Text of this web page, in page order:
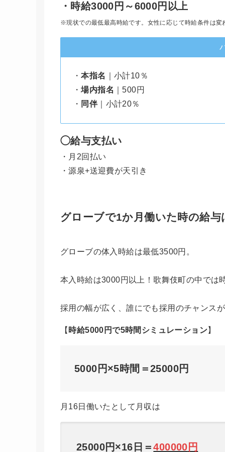
・時給3000円～6000円以上
※現状での最低最高時給です。女性に応じて時給条件は変
・本指名
｜小計10％
・場内指名
｜500円
・ 同伴 ｜小計20％
◯給与支払い
・月2回払い
・源泉+送迎費が天引き
グローブで1か月働いた時の給
グローブの体入時給は最低3500円。
本入時給は3000円以上！歌舞伎町の中では
採用の幅が広く、誰にでも採用のチャンス
【 時給5000円で5時間シミュレーション】
5000円×5時間＝25000円
月16日働いたとして月収は
25000円×16日＝400000 円